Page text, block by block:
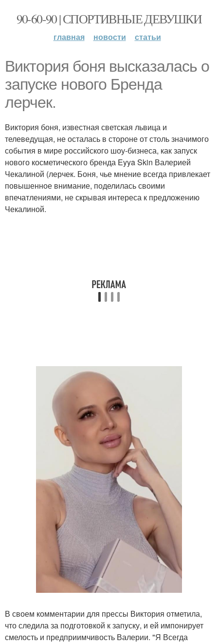
90-60-90 | СПОРТИВНЫЕ ДЕВУШКИ
главная новости статьи
Виктория боня высказалась о
запуске нового Бренда
лерчек.
Виктория боня, известная светская львица и
телеведущая, не осталась в стороне от столь значимого
события в мире российского шоу-бизнеса, как запуск
нового косметического бренда Eyya Skin Валерией
Чекалиной (лерчек. Боня, чье мнение всегда привлекает
повышенное внимание, поделилась своими
впечатлениями, не скрывая интереса к предложению
Чекалиной.
В своем комментарии для прессы Виктория отметила,
что следила за подготовкой к запуску, и ей импонирует
смелость и предприимчивость Валерии. "Я Всегда